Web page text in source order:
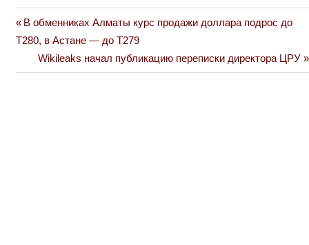
Навигация
Previous
Post:
В обменниках Алматы курс продажи доллара подрос до
Т280, в Астане — до Т279
Next
Post:
Wikileaks начал публикацию переписки директора ЦРУ